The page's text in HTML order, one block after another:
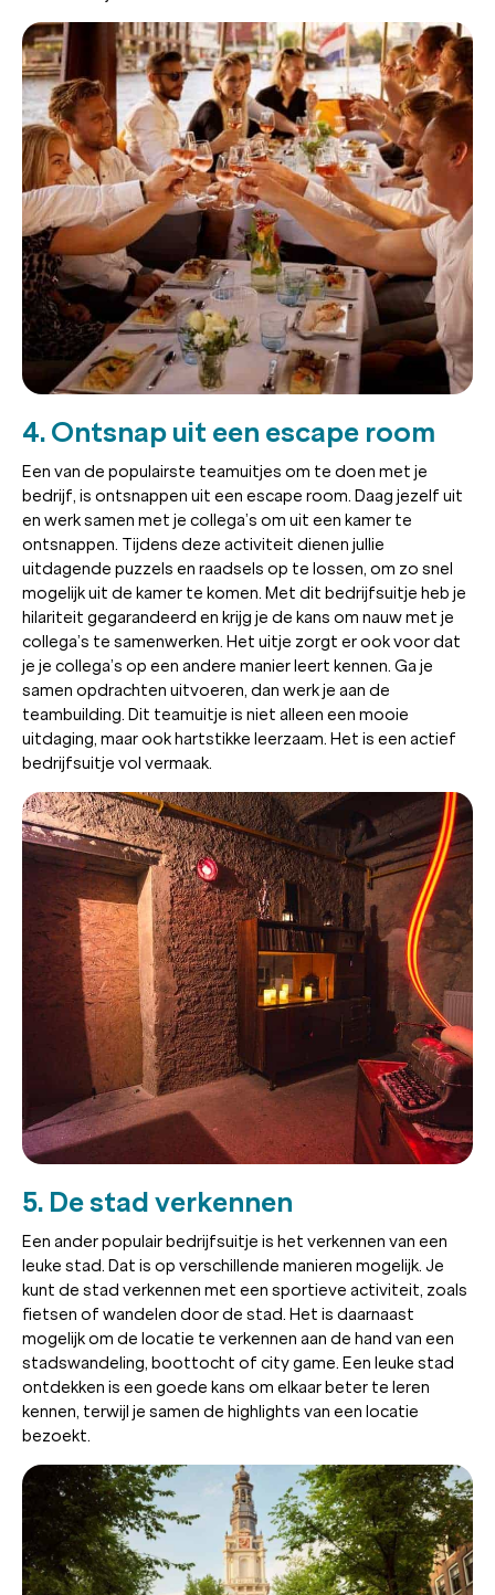
4. Ontsnap uit een escape room
Een van de populairste teamuitjes om te doen met je
bedrijf, is ontsnappen uit een escape room. Daag jezelf uit
en werk samen met je collega’s om uit een kamer te
ontsnappen. Tijdens deze activiteit dienen jullie
uitdagende puzzels en raadsels op te lossen, om zo snel
mogelijk uit de kamer te komen. Met dit bedrijfsuitje heb je
hilariteit gegarandeerd en krijg je de kans om nauw met je
collega’s te samenwerken. Het uitje zorgt er ook voor dat
je je collega’s op een andere manier leert kennen. Ga je
samen opdrachten uitvoeren, dan werk je aan de
teambuilding. Dit teamuitje is niet alleen een mooie
uitdaging, maar ook hartstikke leerzaam. Het is een actief
bedrijfsuitje vol vermaak.
5. De stad verkennen
Een ander populair bedrijfsuitje is het verkennen van een
leuke stad. Dat is op verschillende manieren mogelijk. Je
kunt de stad verkennen met een sportieve activiteit, zoals
fietsen of wandelen door de stad. Het is daarnaast
mogelijk om de locatie te verkennen aan de hand van een
stadswandeling, boottocht of city game. Een leuke stad
ontdekken is een goede kans om elkaar beter te leren
kennen, terwijl je samen de highlights van een locatie
bezoekt.